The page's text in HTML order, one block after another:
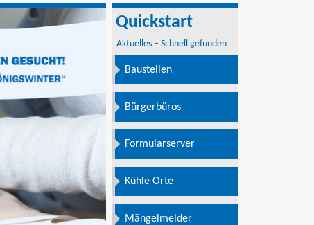
Quickstart
Aktuelles – Schnell gefunden
Baustellen
Bürgerbüros
Formularserver
Kühle Orte
Mängelmelder